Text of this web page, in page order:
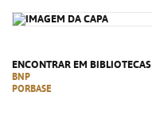
ENCONTRAR EM BIBLIOTECAS
BNP
PORBASE